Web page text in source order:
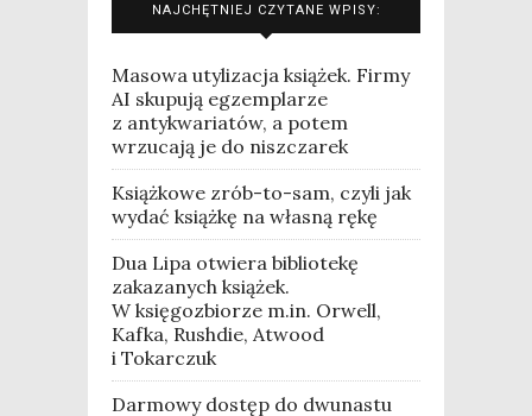
NAJCHĘTNIEJ CZYTANE WPISY:
Masowa utylizacja książek. Firmy
AI skupują egzemplarze
z antykwariatów, a potem
wrzucają je do niszczarek
Książkowe zrób-to-sam, czyli jak
wydać książkę na własną rękę
Dua Lipa otwiera bibliotekę
zakazanych książek.
W księgozbiorze m.in. Orwell,
Kafka, Rushdie, Atwood
i Tokarczuk
Darmowy dostęp do dwunastu